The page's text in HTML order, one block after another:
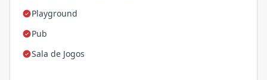
Playground
Pub
Sala de Jogos